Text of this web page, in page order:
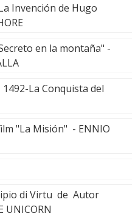
Invención de Hugo
en la montaña" -
La Conquista del
"La Misión" - ENNIO
di Virtu de Autor
UNICORN